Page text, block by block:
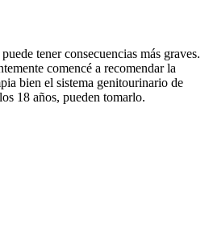
tener consecuencias más graves.
comencé a recomendar la
bien el sistema genitourinario de
18 años, pueden tomarlo.